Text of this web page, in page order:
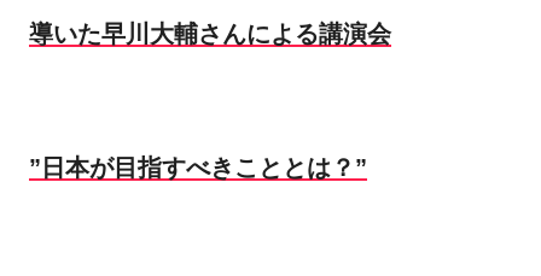
導いた早川大輔さんによる講演会
”日本が目指すべきこととは？”